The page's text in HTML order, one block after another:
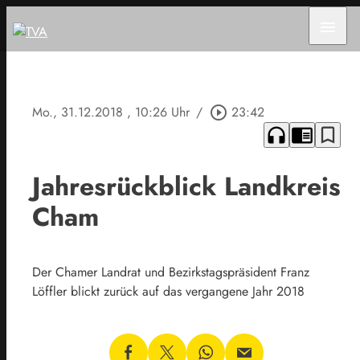
Mo., 31.12.2018 , 10:26 Uhr / play_circle_outline 23:42
headphones chrome_reader_mode bookmark_border
Jahresrückblick Landkreis
Cham
Der Chamer Landrat und Bezirkstagspräsident Franz
Löffler blickt zurück auf das vergangene Jahr 2018